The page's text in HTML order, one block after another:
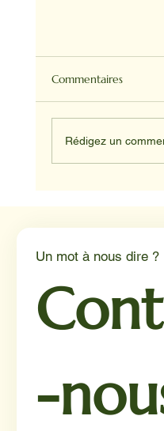
Commentaires
Rédigez un
Un mot à nous dire ?
-